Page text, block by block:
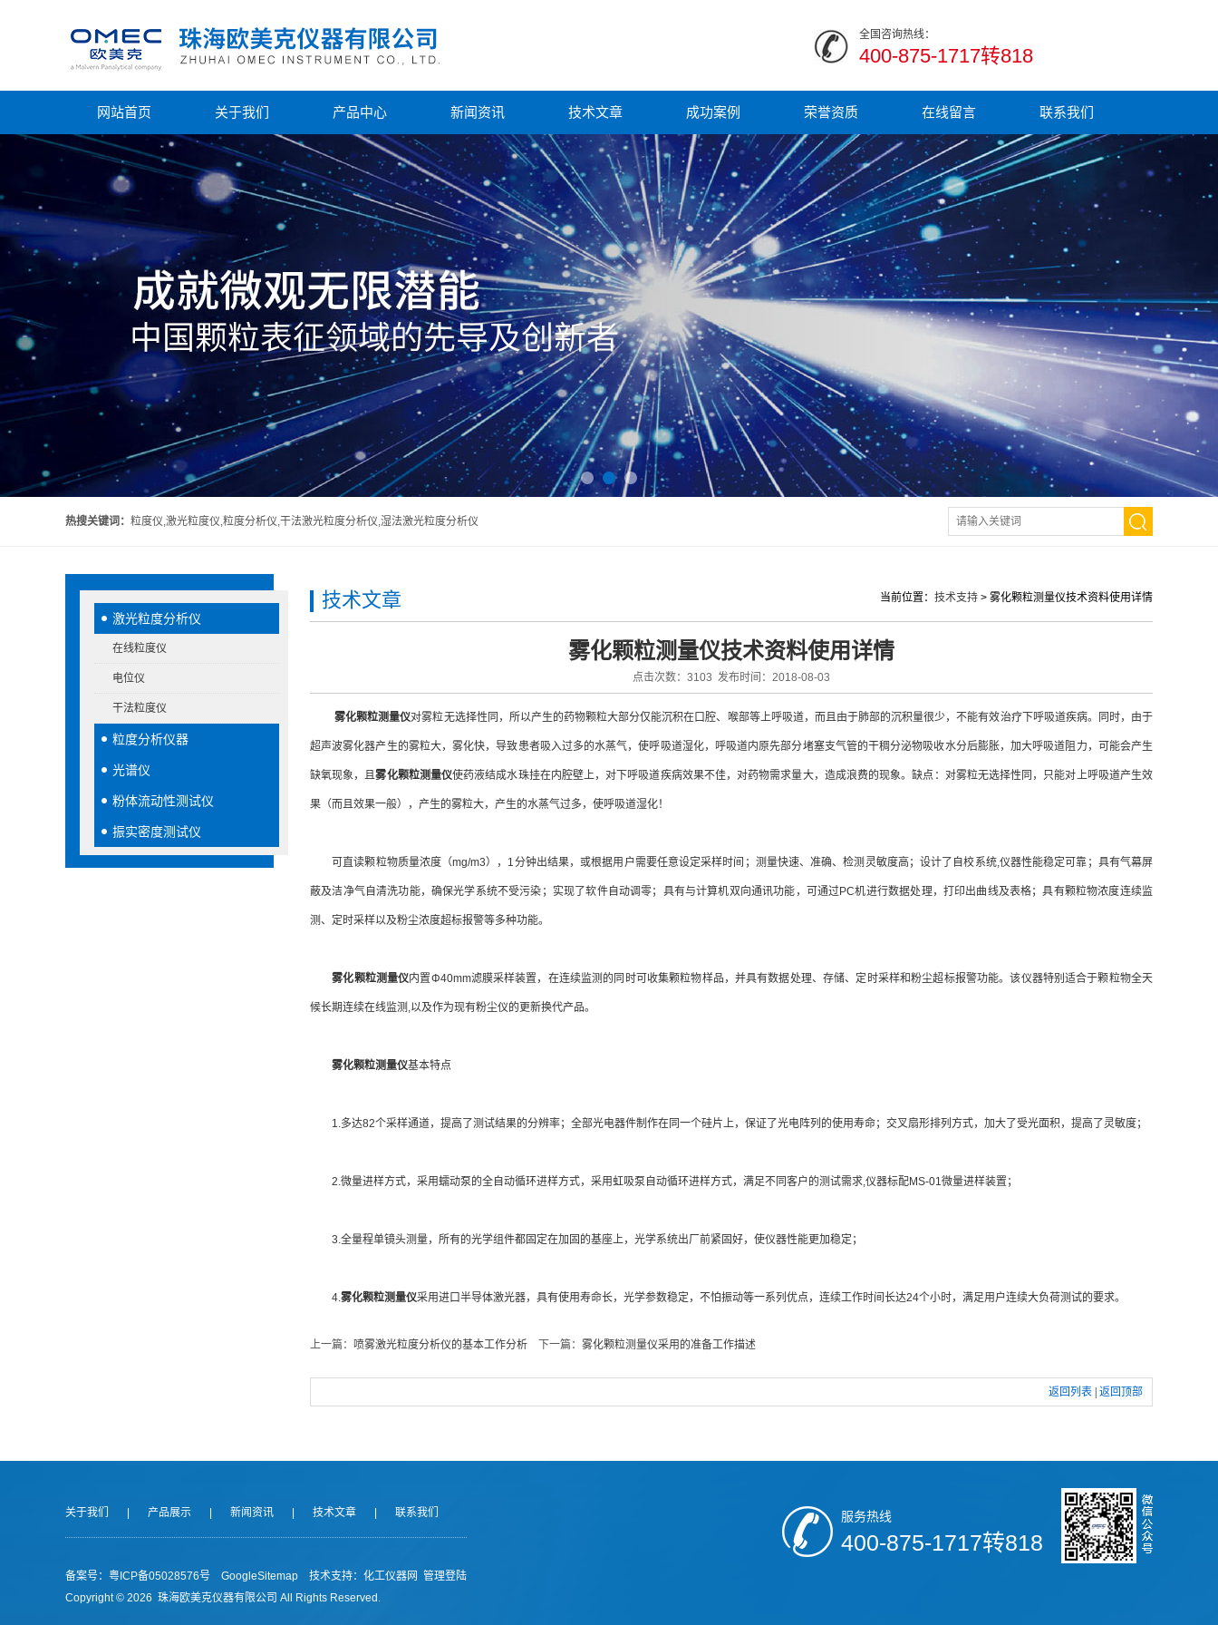
全国咨询热线：
400-875-1717转818
网站首页 关于我们 产品中心 新闻资讯 技术文章 成功案例 荣誉资质 在线留言 联系我们
热搜关键词： 粒度仪,激光粒度仪,粒度分析仪,干法激光粒度分析仪,湿法激光粒度分析仪
激光粒度分析仪
在线粒度仪
电位仪
干法粒度仪
粒度分析仪器
光谱仪
粉体流动性测试仪
振实密度测试仪
当前位置： 技术支持 > 雾化颗粒测量仪技术资料使用详情
技术文章
雾化颗粒测量仪技术资料使用详情
点击次数：3103 发布时间：2018-08-03
雾化颗粒测量仪对雾粒无选择性同，所以产生的药物颗粒大部分仅能沉积在口腔、喉部等上呼吸道，而且由于肺部的沉积量很少，不能有效治疗下呼吸道疾病。同时，由于
超声波雾化器产生的雾粒大，雾化快，导致患者吸入过多的水蒸气，使呼吸道湿化，呼吸道内原先部分堵塞支气管的干稠分泌物吸收水分后膨胀，加大呼吸道阻力，可能会产生
缺氧现象，且雾化颗粒测量仪使药液结成水珠挂在内腔壁上，对下呼吸道疾病效果不佳，对药物需求量大，造成浪费的现象。缺点：对雾粒无选择性同，只能对上呼吸道产生效
果（而且效果一般），产生的雾粒大，产生的水蒸气过多，使呼吸道湿化！
可直读颗粒物质量浓度（mg/m3），1分钟出结果，或根据用户需要任意设定采样时间；测量快速、准确、检测灵敏度高；设计了自校系统,仪器性能稳定可靠；具有气幕屏
蔽及洁净气自清洗功能，确保光学系统不受污染；实现了软件自动调零；具有与计算机双向通讯功能，可通过PC机进行数据处理，打印出曲线及表格；具有颗粒物浓度连续监
测、定时采样以及粉尘浓度超标报警等多种功能。
雾化颗粒测量仪内置Φ40mm滤膜采样装置，在连续监测的同时可收集颗粒物样品，并具有数据处理、存储、定时采样和粉尘超标报警功能。该仪器特别适合于颗粒物全天
候长期连续在线监测,以及作为现有粉尘仪的更新换代产品。
雾化颗粒测量仪基本特点
1.多达82个采样通道，提高了测试结果的分辨率；全部光电器件制作在同一个硅片上，保证了光电阵列的使用寿命；交叉扇形排列方式，加大了受光面积，提高了灵敏度；
2.微量进样方式，采用蠕动泵的全自动循环进样方式，采用虹吸泵自动循环进样方式，满足不同客户的测试需求,仪器标配MS-01微量进样装置；
3.全量程单镜头测量，所有的光学组件都固定在加固的基座上，光学系统出厂前紧固好，使仪器性能更加稳定；
4.雾化颗粒测量仪采用进口半导体激光器，具有使用寿命长，光学参数稳定，不怕振动等一系列优点，连续工作时间长达24个小时，满足用户连续大负荷测试的要求。
上一篇： 喷雾激光粒度分析仪的基本工作分析 下一篇： 雾化颗粒测量仪采用的准备工作描述
返回列表 返回顶部
关于我们 产品展示 新闻资讯 技术文章 联系我们
备案号： 粤ICP备05028576号 GoogleSitemap 技术支持： 化工仪器网 管理登陆
Copyright © 2026 珠海欧美克仪器有限公司 All Rights Reserved.
服务热线
400-875-1717转818